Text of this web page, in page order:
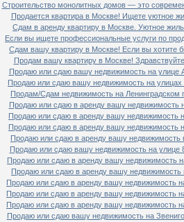
Строительство монолитных домов — это
Продается квартира в Москве! Ищете уютное
Сдам в аренду квартиру в Москве. Уютное
Если вы ищете профессиональные услуги по
Сдам вашу квартиру в Москве! Если вы хотите
Продам вашу квартиру в Москве!
Продаю или сдаю вашу недвижимость на улице
Продаю или сдаю вашу недвижимость на
Продам/Сдам недвижимость на Ленинградском
Продаю или сдаю в аренду вашу недвижимость
Продаю или сдаю в аренду вашу недвижимость
Продаю или сдаю в аренду вашу недвижимость
Продаю или сдаю в аренду вашу недвижимость
Продаю или сдаю вашу недвижимость на улице
Продаю или сдаю в аренду вашу недвижимость
Продаю или сдаю в аренду вашу недвижимость
Продаю или сдаю в аренду вашу недвижимость
Продаю или сдаю в аренду вашу недвижимость
Продаю или сдаю в аренду вашу недвижимость
Продаю или сдаю вашу недвижимость на